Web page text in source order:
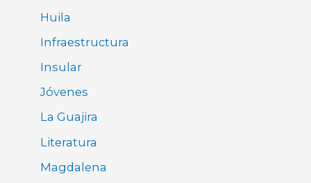
Huila
Infraestructura
Insular
Jóvenes
La Guajira
Literatura
Magdalena